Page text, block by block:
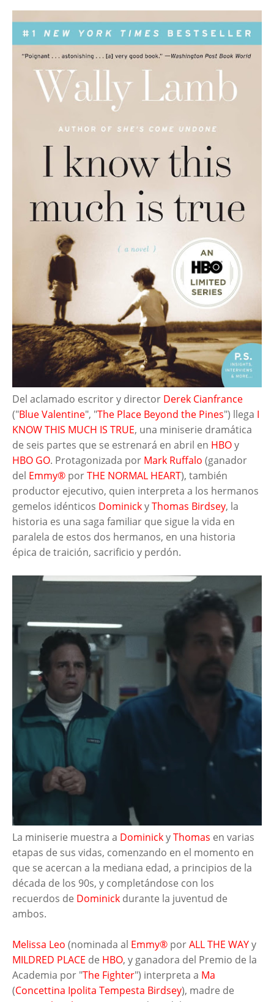
Del aclamado escritor y director Derek Cianfrance
("Blue Valentine", "The Place Beyond the Pines") llega I
KNOW THIS MUCH IS TRUE, una miniserie dramática
de seis partes que se estrenará en abril en HBOy
HBO GO. Protagonizada por Mark Ruffalo (ganador
del Emmy® porTHE NORMAL HEART), también
productor ejecutivo, quien interpreta a los hermanos
gemelos idénticos DominickyThomas Birdsey, la
historia es una saga familiar que sigue la vida en
paralela de estos dos hermanos, en una historia
épica de traición, sacrificio y perdón.
La miniserie muestra a DominickyThomas en varias
etapas de sus vidas, comenzando en el momento en
que se acercan a la mediana edad, a principios de la
década de los 90s, y completándose con los
recuerdos de Dominick durante la juventud de
ambos.
Melissa Leo (nominada al Emmy® porALL THE WAYy
MILDRED PLACE de HBO, y ganadora del Premio de la
Academia por "The Fighter") interpreta a Ma
(Concettina Ipolita Tempesta Birdsey), madre de